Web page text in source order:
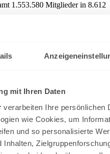
mit Ihren Daten
verarbeiten Ihre persönlichen
wie Cookies, um
und so personalisierte
Inhalten,
1.553.580 Mitglieder in 8.612